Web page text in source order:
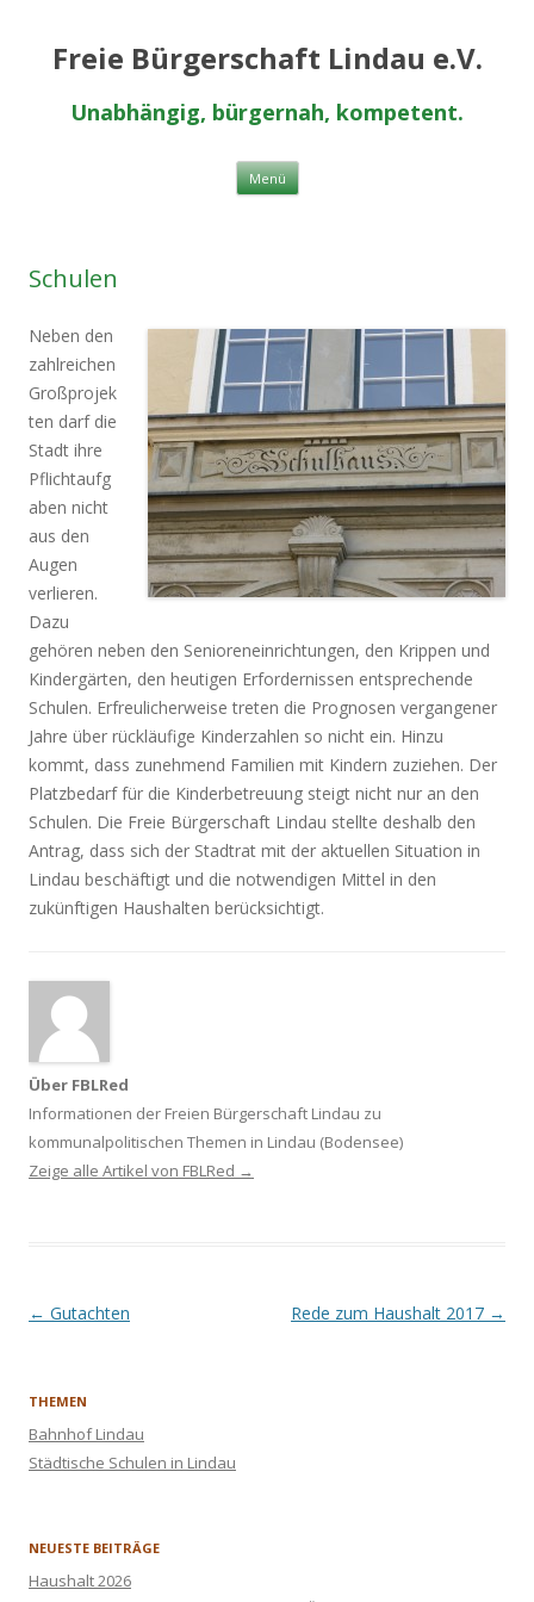
Freie Bürgerschaft Lindau e.V.
Unabhängig, bürgernah, kompetent.
Menü Zum Inhalt springen
Schulen
Neben den
zahlreichen
Großprojek
ten darf die
Stadt ihre
Pflichtaufg
aben nicht
aus den
Augen
verlieren.
Dazu
gehören neben den Senioreneinrichtungen, den Krippen und
Kindergärten, den heutigen Erfordernissen entsprechende
Schulen. Erfreulicherweise treten die Prognosen vergangener
Jahre über rückläufige Kinderzahlen so nicht ein. Hinzu
kommt, dass zunehmend Familien mit Kindern zuziehen. Der
Platzbedarf für die Kinderbetreuung steigt nicht nur an den
Schulen. Die Freie Bürgerschaft Lindau stellte deshalb den
Antrag, dass sich der Stadtrat mit der aktuellen Situation in
Lindau beschäftigt und die notwendigen Mittel in den
zukünftigen Haushalten berücksichtigt.
Über FBLRed
Informationen der Freien Bürgerschaft Lindau zu
kommunalpolitischen Themen in Lindau (Bodensee)
Zeige alle Artikel von FBLRed →
Artikel-Navigation
← Gutachten Rede zum Haushalt 2017 →
THEMEN
Bahnhof Lindau
Städtische Schulen in Lindau
NEUESTE BEITRÄGE
Haushalt 2026